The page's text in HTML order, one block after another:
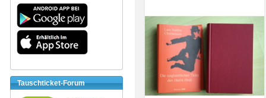
Tauschticket-Forum